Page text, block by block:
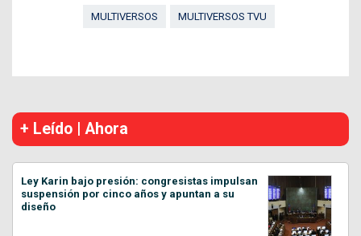
MULTIVERSOS
MULTIVERSOS TVU
+ Leído | Ahora
Ley Karin bajo presión: congresistas impulsan
suspensión por cinco años y apuntan a su
diseño